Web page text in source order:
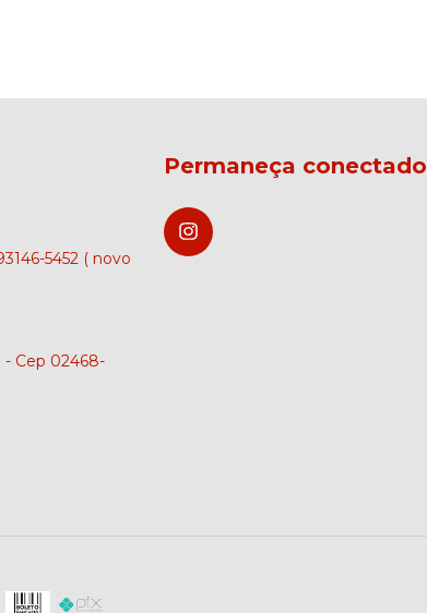
5452 ( novo
- Cep 02468-
Permaneça conectado